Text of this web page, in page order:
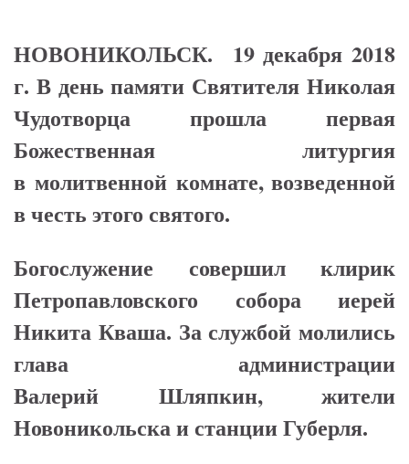
НОВОНИКОЛЬСК. 19 декабря 2018
г. В день памяти Святителя Николая
Чудотворца прошла первая
Божественная литургия
в молитвенной комнате, возведенной
в честь этого святого.
Богослужение совершил клирик
Петропавловского собора иерей
Никита Кваша. За службой молились
глава администрации
Валерий Шляпкин, жители
Новоникольска и станции Губерля.